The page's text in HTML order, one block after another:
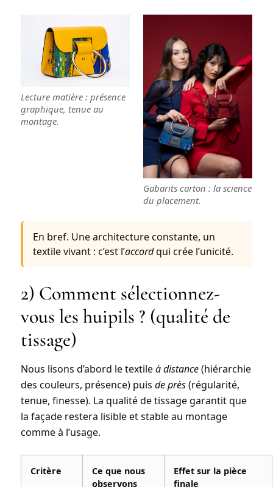
Lecture matière : présence
graphique, tenue au
montage.
Gabarits carton : la science
du placement.
En bref. Une architecture constante, un
textile vivant : c’est l’accordqui crée l’unicité.
2) Comment sélectionnez-
vous les huipils ? (qualité de
tissage)
Nous lisons d’abord le textileà distance(hiérarchie
des couleurs, présence) puis de près(régularité,
tenue, finesse). La qualité de tissage garantit que
la façade restera lisible et stable au montage
comme à l’usage.
Critère
Ce que nous
observons
Effet sur la pièce
finale